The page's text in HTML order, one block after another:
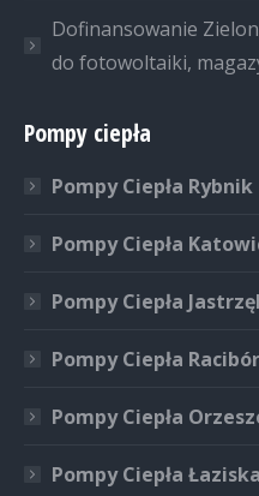
Dofinansowanie
do fotowoltaiki,
Pompy ciepła
Pompy Ciepła Rybnik
Pompy Ciepła
Pompy Ciepła
Pompy Ciepła
Pompy Ciepła
Pompy Ciepła Łaziska